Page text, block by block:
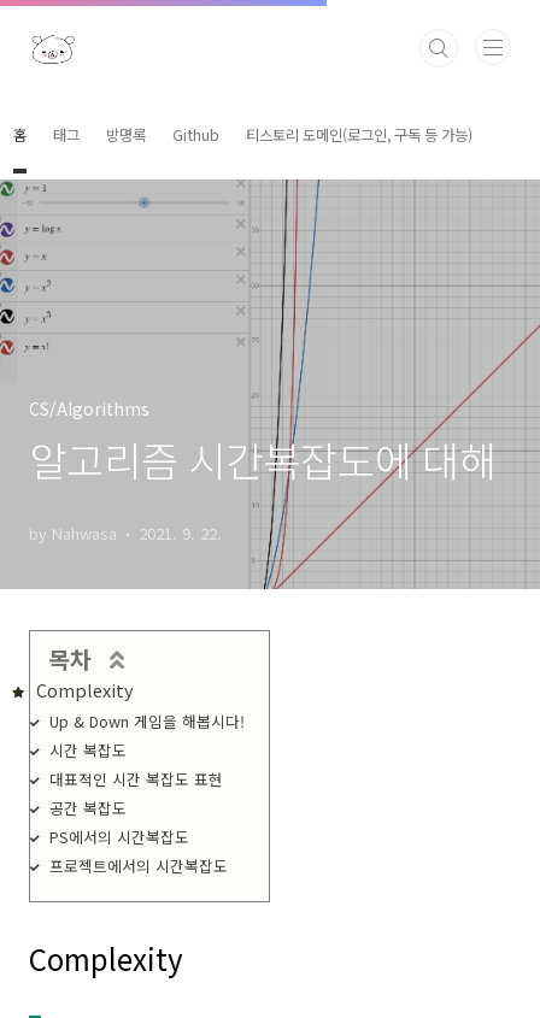
본문 바로가기
홈 태그 방명록 Github 티스토리 도메인(로그인, 구독 등 가능)
CS/Algorithms
알고리즘 시간복잡도에 대해
by Nahwasa 2021. 9. 22.
목차
Complexity
Up & Down 게임을 해봅시다!
시간 복잡도
대표적인 시간 복잡도 표현
공간 복잡도
PS에서의 시간복잡도
프로젝트에서의 시간복잡도
Complexity